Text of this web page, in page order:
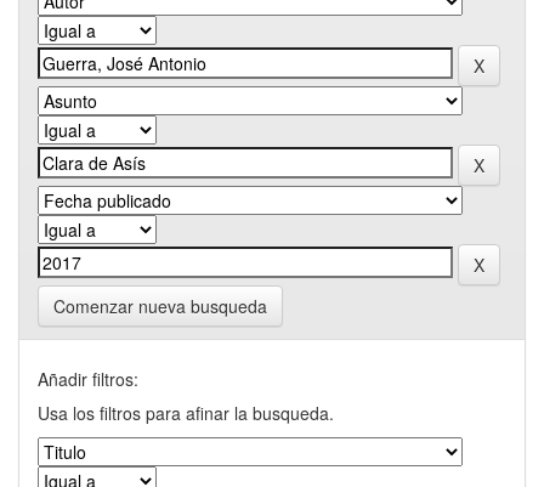
Comenzar nueva busqueda
Añadir filtros:
Usa los filtros para afinar la busqueda.